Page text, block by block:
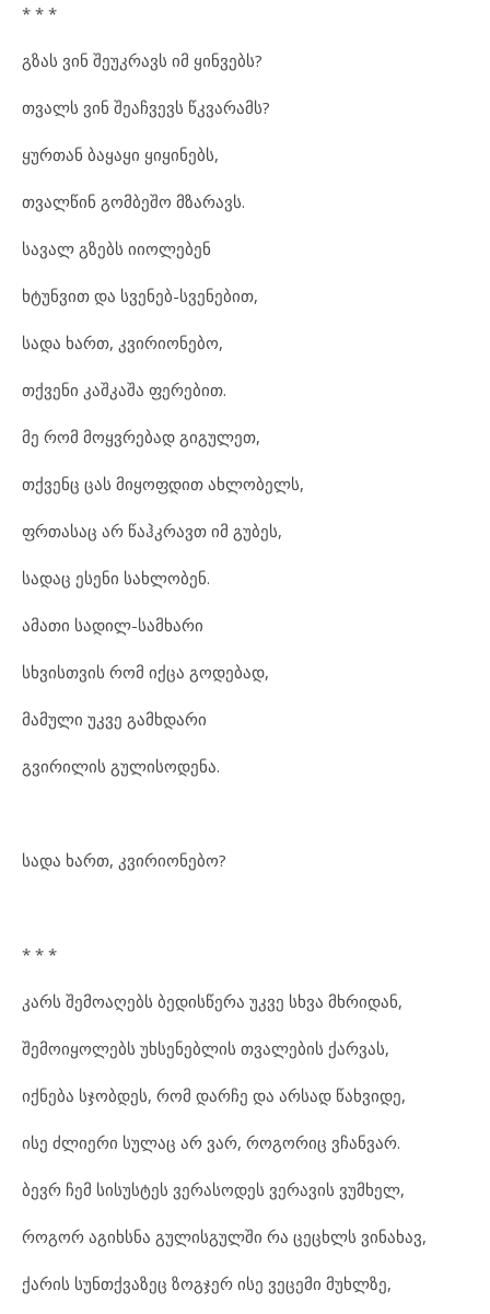
* * *
გზას ვინ შეუკრავს იმ ყინვებს?
თვალს ვინ შეაჩვევს წკვარამს?
ყურთან ბაყაყი ყიყინებს,
თვალწინ გომბეშო მზარავს.
სავალ გზებს იიოლებენ
ხტუნვით და სვენებ-სვენებით,
სადა ხართ, კვირიონებო,
თქვენი კაშკაშა ფერებით.
მე რომ მოყვრებად გიგულეთ,
თქვენც ცას მიყოფდით ახლობელს,
ფრთასაც არ წაჰკრავთ იმ გუბეს,
სადაც ესენი სახლობენ.
ამათი სადილ-სამხარი
სხვისთვის რომ იქცა გოდებად,
მამული უკვე გამხდარი
გვირილის გულისოდენა.
სადა ხართ, კვირიონებო?
* * *
კარს შემოაღებს ბედისწერა უკვე სხვა მხრიდან,
შემოიყოლებს უხსენებლის თვალების ქარვას,
იქნება სჯობდეს, რომ დარჩე და არსად წახვიდე,
ისე ძლიერი სულაც არ ვარ, როგორიც ვჩანვარ.
ბევრ ჩემ სისუსტეს ვერასოდეს ვერავის ვუმხელ,
როგორ აგიხსნა გულისგულში რა ცეცხლს ვინახავ,
ქარის სუნთქვაზეც ზოგჯერ ისე ვეცემი მუხლზე,